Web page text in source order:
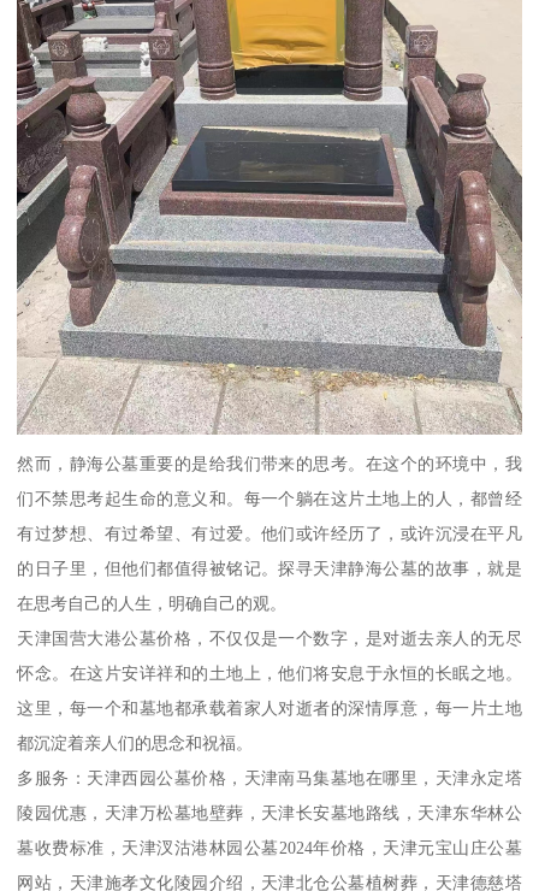
然而，静海公墓重要的是给我们带来的思考。在这个的环境中，我
们不禁思考起生命的意义和。每一个躺在这片土地上的人，都曾经
有过梦想、有过希望、有过爱。他们或许经历了，或许沉浸在平凡
的日子里，但他们都值得被铭记。探寻天津静海公墓的故事，就是
在思考自己的人生，明确自己的观。
天津国营大港公墓价格，不仅仅是一个数字，是对逝去亲人的无尽
怀念。在这片安详祥和的土地上，他们将安息于永恒的长眠之地。
这里，每一个和墓地都承载着家人对逝者的深情厚意，每一片土地
都沉淀着亲人们的思念和祝福。
多服务：天津西园公墓价格，天津南马集墓地在哪里，天津永定塔
陵园优惠，天津万松墓地壁葬，天津长安墓地路线，天津东华林公
墓收费标准，天津汊沽港林园公墓2024年价格，天津元宝山庄公墓
网站，天津施孝文化陵园介绍，天津北仓公墓植树葬，天津德慈塔